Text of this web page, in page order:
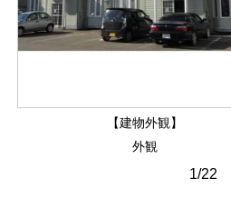
【建物外観】
外観
1/22